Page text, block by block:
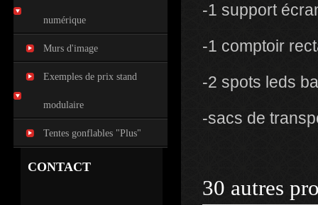
numérique
Murs d'image
Exemples de prix stand
modulaire
Tentes gonflables "Plus"
CONTACT
-1 support
-1 comptoir
-2 spots leds
-sacs de
30 autres